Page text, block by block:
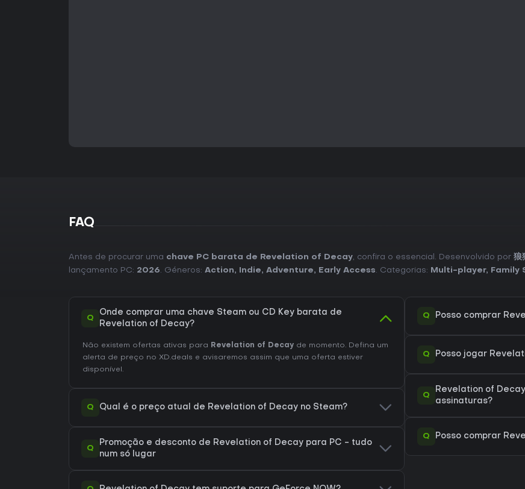
FAQ
Antes de procurar uma chave PC barata de Revelation of Decay, confira o essencial. Desenvolvido por 狼
lançamento PC: 2026. Géneros: Action, Indie, Adventure, Early Access. Categorias: Multi-player, Family
Q
Onde comprar uma chave Steam ou CD Key barata de
Revelation of Decay?
Não existem ofertas ativas para Revelation of Decay de momento. Defina um
alerta de preço no XD.deals e avisaremos assim que uma oferta estiver
disponível.
Q Qual é o preço atual de Revelation of Decay no Steam?
Q
Promoção e desconto de Revelation of Decay para PC - tudo
num só lugar
Q Posso comprar
Q Posso jogar
Q
Revelation of
assinaturas?
Q Posso comprar